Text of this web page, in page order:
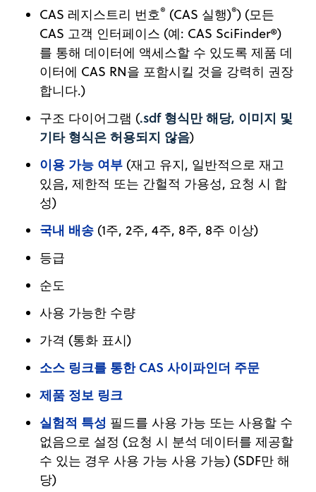
CAS 레지스트리 번호® (CAS 실행)®) (모든
CAS 고객 인터페이스 (예: CAS SciFinder®)
를 통해 데이터에 액세스할 수 있도록 제품 데
이터에 CAS RN을 포함시킬 것을 강력히 권장
합니다.)
구조 다이어그램 (.sdf 형식만 해당, 이미지 및
기타 형식은 허용되지 않음)
이용 가능 여부 (재고 유지, 일반적으로 재고
있음, 제한적 또는 간헐적 가용성, 요청 시 합
성)
국내 배송 (1주, 2주, 4주, 8주, 8주 이상)
등급
순도
사용 가능한 수량
가격 (통화 표시)
소스 링크를 통한 CAS 사이파인더 주문
제품 정보 링크
실험적 특성 필드를 사용 가능 또는 사용할 수
없음으로 설정 (요청 시 분석 데이터를 제공할
수 있는 경우 사용 가능 사용 가능) (SDF만 해
당)